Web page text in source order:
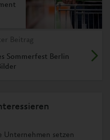
Beitrag
Sommerfest Berlin
Unternehmen setzen